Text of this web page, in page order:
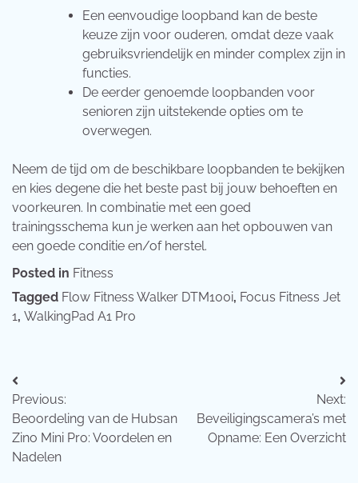
Een eenvoudige loopband kan de beste
keuze zijn voor ouderen, omdat deze vaak
gebruiksvriendelijk en minder complex zijn in
functies.
De eerder genoemde loopbanden voor
senioren zijn uitstekende opties om te
overwegen.
Neem de tijd om de beschikbare loopbanden te bekijken
en kies degene die het beste past bij jouw behoeften en
voorkeuren. In combinatie met een goed
trainingsschema kun je werken aan het opbouwen van
een goede conditie en/of herstel.
Posted in Fitness
Tagged Flow Fitness Walker DTM100i, Focus Fitness Jet
1, WalkingPad A1 Pro
Bericht
navigatie
Previous:
Beoordeling van de Hubsan
Zino Mini Pro: Voordelen en
Nadelen
Next:
Beveiligingscamera’s met
Opname: Een Overzicht